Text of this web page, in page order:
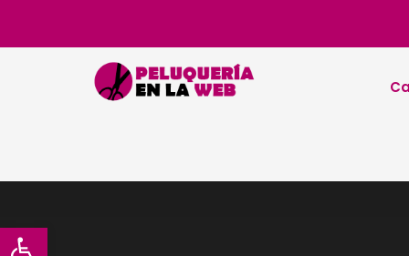
Abrir barra de herramientas